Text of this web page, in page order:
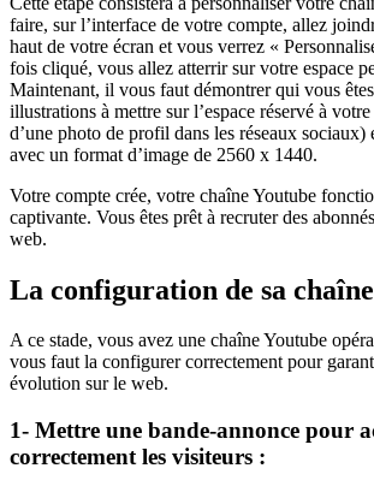
faire, sur l’interface de votre compte, allez
haut de votre écran et vous verrez «
fois cliqué, vous allez atterrir sur votre espace
Maintenant, il vous faut démontrer qui vous
illustrations à mettre sur l’espace réservé à
d’une photo de profil dans les réseaux sociaux)
avec un format d’image de 2560 x 1440.
Votre compte crée, votre chaîne Youtube
captivante. Vous êtes prêt à recruter des
web.
La configuration de sa chaîne
A ce stade, vous avez une chaîne Youtube
vous faut la configurer correctement pour
évolution sur le web.
1- Mettre une bande-annonce pour
correctement les visiteurs :